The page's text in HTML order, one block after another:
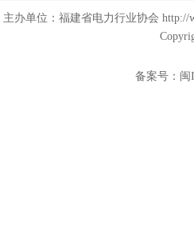
主办单位：福建省电力行业协会
备案号： 闽